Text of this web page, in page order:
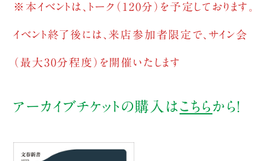
※本イベントは、トーク（120分）を予定しております。
イベント終了後には、来店参加者限定で、サイン会
（最大30分程度）を開催いたします
アーカイブチケットの購入は こちらから！